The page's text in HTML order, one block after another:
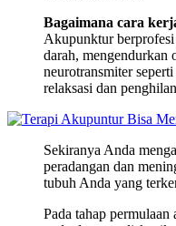
Bagaimana cara
Akupunktur berprofesi
darah, mengendurkan
neurotransmiter
relaksasi dan
Sekiranya Anda
peradangan dan
tubuh Anda yang
Pada tahap